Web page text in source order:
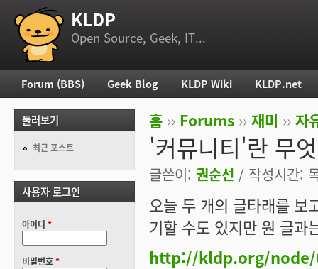
부 메뉴 KLDP
Open Source, Geek, IT...
현재 위치
홈 ›› Forums ›› 재미 ›› 자
'커뮤니티'란 무
글쓴이: 권순선 / 작성시간:
오늘 두 개의 글타래를 보
기할 수도 있지만 원 글과
http://kldp.org/node/
주 메뉴
Forum (BBS) Geek Blog KLDP Wiki KLDP.net
둘러보기
최근 포스트
사용자 로그인
아이디 *
비밀번호*